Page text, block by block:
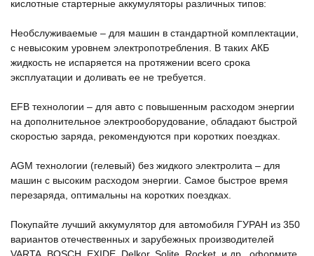
кислотные стартерные аккумуляторы различных типов:
Необслуживаемые – для машин в стандартной комплектации,
с невысоким уровнем электропотребления. В таких АКБ
жидкость не испаряется на протяжении всего срока
эксплуатации и доливать ее не требуется.
EFB технологии – для авто с повышенным расходом энергии
на дополнительное электрооборудование, обладают быстрой
скоростью заряда, рекомендуются при коротких поездках.
AGM технологии (гелевый) без жидкого электролита – для
машин с высоким расходом энергии. Самое быстрое время
перезаряда, оптимальны на коротких поездках.
Покупайте лучший аккумулятор для автомобиля ГУРАН из 350
вариантов отечественных и зарубежных производителей
VARTA, BOSCH, EXIDE, Delkor, Solite, Rocket, и др., оформите